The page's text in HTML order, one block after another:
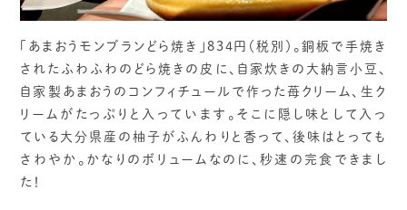
「あまおうモンブランどら焼き」834円（税別）。銅板で手焼き
されたふわふわのどら焼きの皮に、自家炊きの大納言小豆、
自家製あまおうのコンフィチュールで作った苺クリーム、生ク
リームがたっぷりと入っています。そこに隠し味として入っ
ている大分県産の柚子がふんわりと香って、後味はとっても
さわやか。かなりのボリュームなのに、秒速の完食できまし
た！